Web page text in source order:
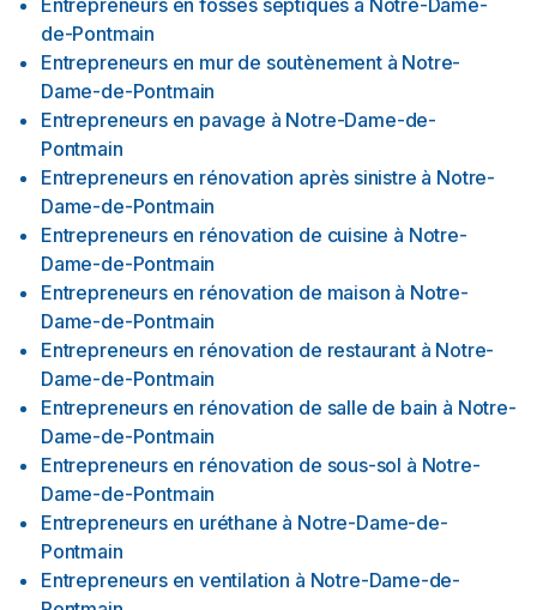
Entrepreneurs en fosses septiques à Notre-Dame-
de-Pontmain
Entrepreneurs en mur de soutènement à Notre-
Dame-de-Pontmain
Entrepreneurs en pavage à Notre-Dame-de-
Pontmain
Entrepreneurs en rénovation après sinistre à Notre-
Dame-de-Pontmain
Entrepreneurs en rénovation de cuisine à Notre-
Dame-de-Pontmain
Entrepreneurs en rénovation de maison à Notre-
Dame-de-Pontmain
Entrepreneurs en rénovation de restaurant à Notre-
Dame-de-Pontmain
Entrepreneurs en rénovation de salle de bain à Notre-
Dame-de-Pontmain
Entrepreneurs en rénovation de sous-sol à Notre-
Dame-de-Pontmain
Entrepreneurs en uréthane à Notre-Dame-de-
Pontmain
Entrepreneurs en ventilation à Notre-Dame-de-